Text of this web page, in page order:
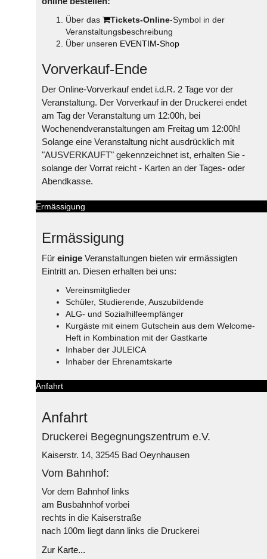
Über das Tickets-Online-Symbol in der
Veranstaltungsbeschreibung
Über unseren EVENTIM-Shop
Vorverkauf-Ende
Der Online-Vorverkauf endet i.d.R. 2 Tage vor der
Veranstaltung. Der Vorverkauf in der Druckerei endet
am Tag der Veranstaltung um 12:00h, bei
Wochenendveranstaltungen am Freitag um 12:00h!
Solange eine Veranstaltung nicht ausdrücklich mit
"AUSVERKAUFT" gekennzeichnet ist, erhalten Sie -
solange der Vorrat reicht - Karten an der Tages- oder
Abendkasse.
Ermässigung
Ermässigung
Für einige Veranstaltungen bieten wir ermässigten
Eintritt an. Diesen erhalten bei uns:
Vereinsmitglieder
Schüler, Studierende, Auszubildende
ALG- und Sozialhilfeempfänger
Kurgäste mit einem Gutschein aus dem Welcome-
Heft in Kombination mit der Gastkarte
Inhaber der JULEICA
Inhaber der Ehrenamtskarte
Anfahrt
Anfahrt
Druckerei Begegnungszentrum e.V.
Kaiserstr. 14, 32545 Bad Oeynhausen
Vom Bahnhof:
Vor dem Bahnhof links
am Busbahnhof vorbei
rechts in die Kaiserstraße
nach 100m liegt dann links die Druckerei
Zur Karte...